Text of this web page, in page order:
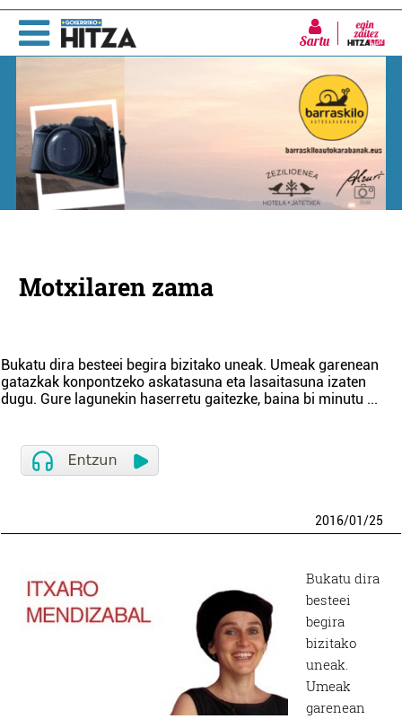
Sartu
Motxilaren zama
Bukatu dira besteei begira bizitako uneak. Umeak garenean
gatazkak konpontzeko askatasuna eta lasaitasuna izaten
dugu. Gure lagunekin haserretu gaitezke, baina bi minutu ...
2016/01/25
Bukatu dira
besteei
begira
bizitako
uneak.
Umeak
garenean